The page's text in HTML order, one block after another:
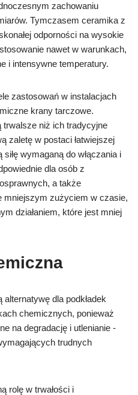
zachowaniu
Tymczasem ceramika z
odporności na wysokie
nawet w warunkach,
i intensywne temperatury.
zastosowań w instalacjach
krany tarczowe.
niż ich tradycyjne
zaletę w postaci łatwiejszej
wymaganą do włączania i
dla osób z
a także
mniejszym zużyciem w czasie,
działaniem, które jest mniej
dla podkładek
chemicznych, ponieważ
na degradację i utlenianie -
trudnych
rolę w trwałości i